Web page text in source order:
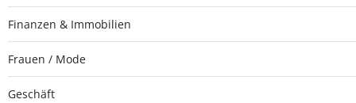
Finanzen & Immobilien
Frauen / Mode
Geschäft